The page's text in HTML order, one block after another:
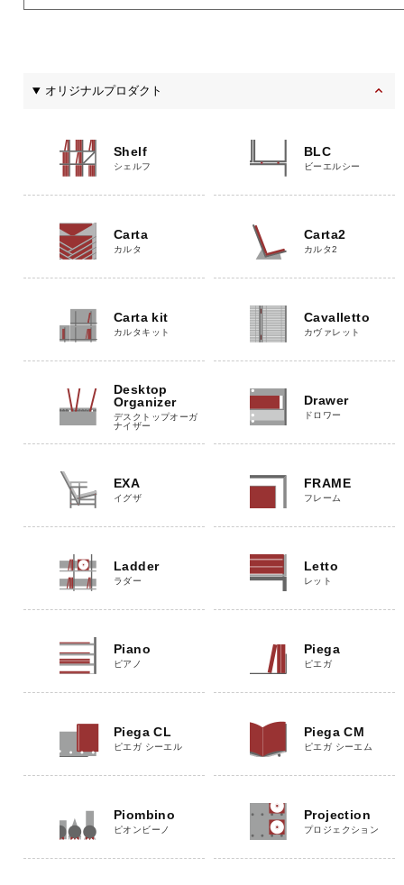
オリジナルプロダクト
Shelf
シェルフ
BLC
ビーエルシー
Carta
カルタ
Carta2
カルタ2
Carta kit
カルタキット
Cavalletto
カヴァレット
Desktop
Organizer
デスクトップオーガ
ナイザー
Drawer
ドロワー
EXA
イグザ
FRAME
フレーム
Ladder
ラダー
Letto
レット
Piano
ピアノ
Piega
ピエガ
Piega CL
ピエガ シーエル
Piega CM
ピエガ シーエム
Piombino
ピオンビーノ
Projection
プロジェクション